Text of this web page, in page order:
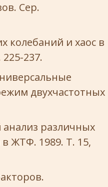
Сер.
колебаний и хаос в
237.
двухчастотных
различных
ЖТФ. 1989. Т. 15,